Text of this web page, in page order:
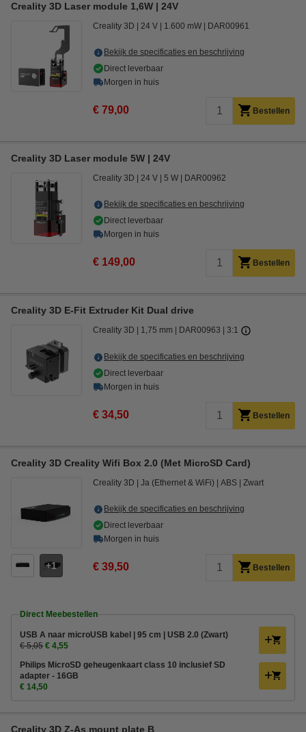
Creality 3D Laser module 1,6W | 24V
Creality 3D 24 V 1.600 mW DAR00961
Bekijk de specificaties en beschrijving
Direct leverbaar
Morgen in huis
€ 79,00 Bestellen
Creality 3D Laser module 5W | 24V
Creality 3D 24 V 5 W DAR00962
Bekijk de specificaties en beschrijving
Direct leverbaar
Morgen in huis
€ 149,00 Bestellen
Creality 3D E-Fit Extruder Kit Dual drive
Creality 3D 1,75 mm DAR00963 3:1
Bekijk de specificaties en beschrijving
Direct leverbaar
Morgen in huis
€ 34,50 Bestellen
Creality 3D Creality Wifi Box 2.0 (Met MicroSD Card)
1
Creality 3D Ja (Ethernet & WiFi) ABS Zwart
Bekijk de specificaties en beschrijving
Direct leverbaar
Morgen in huis
€ 39,50 Bestellen
Direct Meebestellen
USB A naar microUSB kabel | 95 cm | USB 2.0 (Zwart)
€ 5,05 € 4,55
Philips MicroSD geheugenkaart class 10 inclusief SD
adapter - 16GB
€ 14,50
Creality 3D Z-As mount plate B